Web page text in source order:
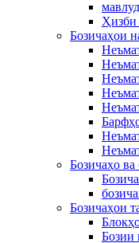
Ҳизби
Бозичаҳои
Бозичаҳо ва
Бозичаҳои
Бозии